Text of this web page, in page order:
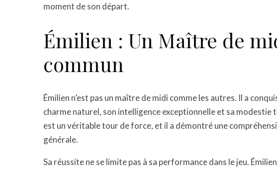
moment de son départ.
Émilien : Un Maître de
commun
Émilien n’est pas un maître de midi comme les autres. Il a
charme naturel, son intelligence exceptionnelle et sa modestie
est un véritable tour de force, et il a démontré une
générale.
Sa réussite ne se limite pas à sa performance dans le jeu.